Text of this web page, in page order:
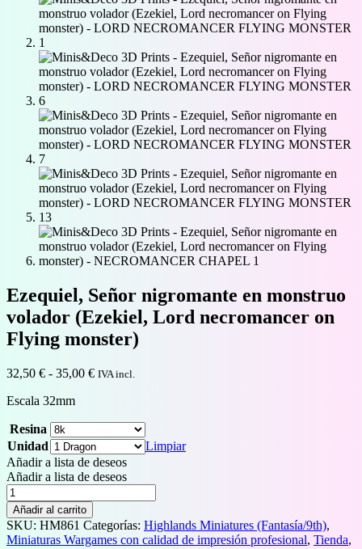
Ezequiel, Señor nigromante en monstruo
volador (Ezekiel, Lord necromancer on
Flying monster)
32,50 € - 35,00 €Rango
hasta
35,00 €
IVA incl.
Escala 32mm
Resina
Unidad
Limpiar
Añadir a lista de deseos
Añadir a lista de deseos
Ezequiel,
Señor
nigromante
en
Añadir al carrito
SKU: HM861 Categorías: Highlands Miniatures (Fantasía/9th),
Miniaturas Wargames con calidad de impresión profesional, Tienda,